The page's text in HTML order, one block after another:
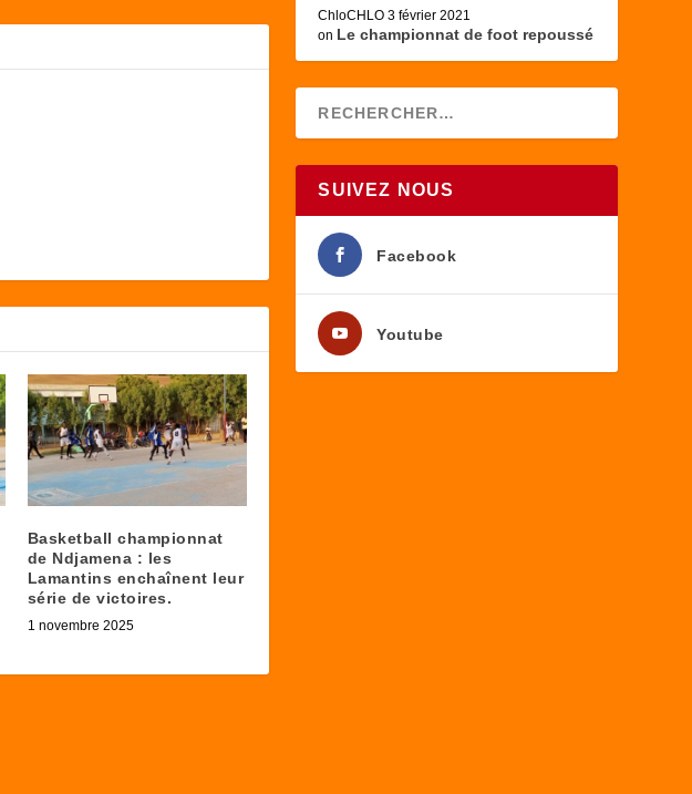
Basketball championnat
de Ndjamena : les
Lamantins enchaînent leur
série de victoires.
1 novembre 2025
ChloCHLO 3 février 2021
on Le championnat de foot repoussé
SUIVEZ NOUS
Facebook
Youtube